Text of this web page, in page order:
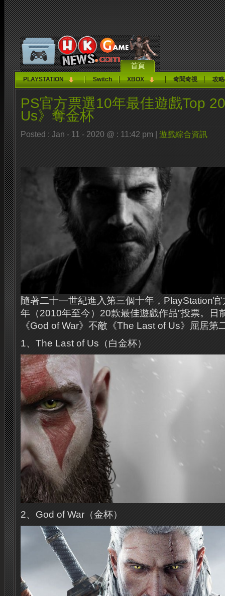
首頁
PLAYSTATION Switch XBOX 奇聞奇視 攻
PS官方票選10年最佳遊戲Top
Us》奪金杯
Posted : Jan - 11 - 2020 @ : 11:42 pm | 遊戲綜合資訊
隨著二十一世紀進入第三個十年，PlayStation官
年（2010年至今）20款最佳遊戲作品”投票。日
《God of War》不敵《The Last of Us》屈居第
1、The Last of Us（白金杯）
2、God of War（金杯）